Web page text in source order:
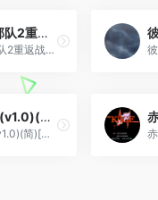
CT特种部队2重返战壕[Advance-008](简)(JP)(32Mb)
CT特种部队2重返战壕[Advance-008](简)(JP)(32Mb)
导弹坦克(v1.0)(简)[九班](JP)[STG](0.31Mb)
导弹坦克(v1.0)(简)[九班](JP)[STG](0.31Mb)